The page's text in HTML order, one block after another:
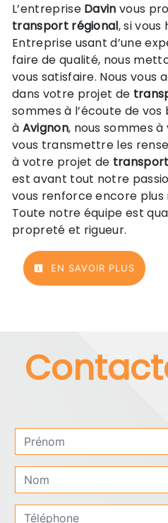
L’entreprise Davin vous
transport régional, si
Entreprise usant d’une
faire de qualité, nous
vous satisfaire. Nous vous
dans votre projet de
sommes à l’écoute de vos
à Avignon, nous sommes
vous transmettre les
à votre projet de
est avant tout notre
vous renforce encore plus
Toute notre équipe est
propreté et rigueur.
EN SAVOIR PLUS